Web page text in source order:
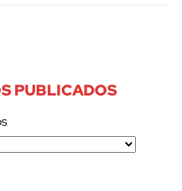
PUBLICADOS